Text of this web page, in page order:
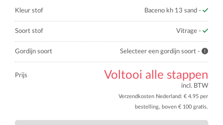
Kleur stof Baceno kh 13 sand -
Soort stof Vitrage -
Gordijn soort Selecteer een gordijn soort -
Prijs Voltooi alle stappen
incl. BTW
Verzendkosten Nederland: € 4.95 per
bestelling, boven € 100 gratis.